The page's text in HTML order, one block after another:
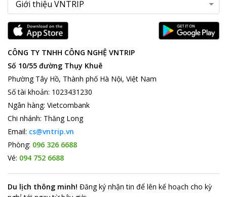
CÔNG TY TNHH CÔNG NGHỆ VNTRIP
Số 10/55 đường Thụy Khuê
Phường Tây Hồ, Thành phố Hà Nội, Việt Nam
Số tài khoản: 1023431230
Ngân hàng: Vietcombank
Chi nhánh: Thăng Long
Email: cs@vntrip.vn
Phòng: 096 326 6688
Vé: 094 752 6688
Du lịch thông minh! Đăng ký nhận tin để lên kế hoạch cho kỳ